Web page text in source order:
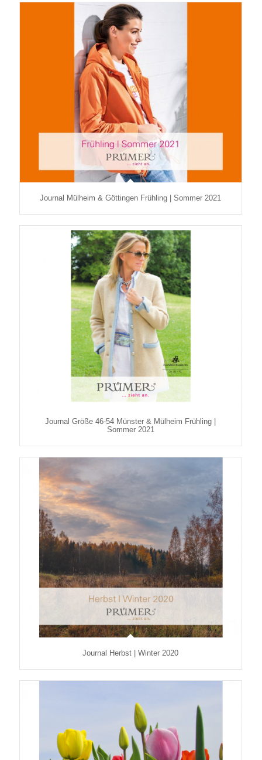
Journal Mülheim & Göttingen Frühling | Sommer 2021
Journal Größe 46-54 Münster & Mülheim Frühling |
Sommer 2021
Journal Herbst | Winter 2020